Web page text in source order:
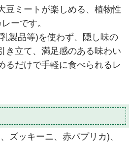
豆ミートが楽しめる、植物性
ーです。
製品等)を使わず、隠し味の
き立て、満足感のある味わい
るだけで手軽に食べられるレ
ズッキーニ、赤パプリカ)、